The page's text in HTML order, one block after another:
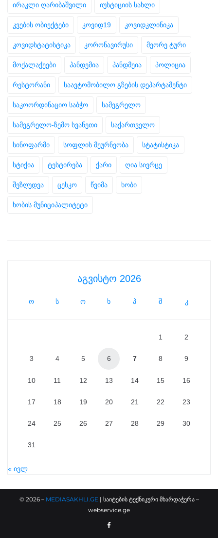
ირაკლი ღარიბაშვილი იუსტიციის სახლი
კვების ობიექტები კოვიდ19 კოვიდკლინიკა
კოვიდსტატისტიკა კორონავირუსი მეორე ტური
მოქალაქეები პანდემია პანდმეია პოლიცია
რესტორანი საავტომობილო გზების დეპარტამენტი
საკოორდინაციო საბჭო სამეგრელო
სამეგრელო-ზემო სვანეთი საქართველო
სინოფარმი სოფლის მეურნეობა სტატისტიკა
სტიქია ტესტირება ქარი ღია სივრცე
შეზღუდვა ცესკო წვიმა ხობი
ხობის მუნიციპალიტეტი
აგვისტო 2026
ო ს ო ხ პ შ კ
1 2
3 4 5 6 7 8 9
10 11 12 13 14 15 16
17 18 19 20 21 22 23
24 25 26 27 28 29 30
31
« ივლ
© 2026– MEDIASAKHLI.GE | საიტების ტექნიკური მხარდაჭერა –
webservice.ge